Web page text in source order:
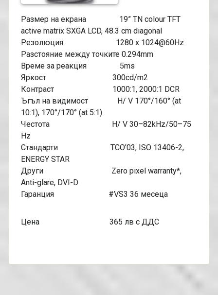
Размер на екрана 19” TN colour TFT
active matrix SXGA LCD, 48.3 cm diagonal
Резолюция 1280 x 1024@60Hz
Разстояние между точките 0.294mm
Време за реакция 5ms
Яркост 300cd/m2
Контраст 1000:1, 2000:1 DCR
Ъгъл на видимост H/ V 170°/160° (at
10:1), 170°/170° (at 5:1)
Честота H/ V 30–82kHz/50–75
Hz
Стандарти TCO'03, ISO 13406-2,
ENERGY STAR
Други Zero pixel warranty*,
Anti-glare, DVI-D
Гаранция #VS3 36 месеца
Цена 365 лв с ДДС